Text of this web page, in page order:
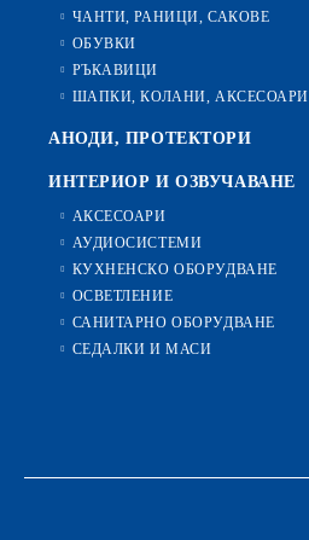
ЧАНТИ, РАНИЦИ, САКОВЕ
ОБУВКИ
РЪКАВИЦИ
ШАПКИ, КОЛАНИ, АКСЕСОАРИ
АНОДИ, ПРОТЕКТОРИ
ИНТЕРИОР И ОЗВУЧАВАНЕ
АКСЕСОАРИ
АУДИОСИСТЕМИ
КУХНЕНСКО ОБОРУДВАНЕ
ОСВЕТЛЕНИЕ
САНИТАРНО ОБОРУДВАНЕ
СЕДАЛКИ И МАСИ